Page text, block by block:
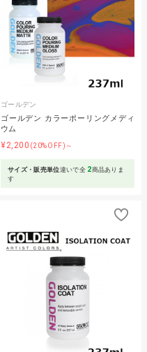
ゴールデン
ゴールデン カラーポーリングメディ
ウム
¥2,200 (20%OFF)～
サイズ・販売単位違いで全 2商品ありま
す